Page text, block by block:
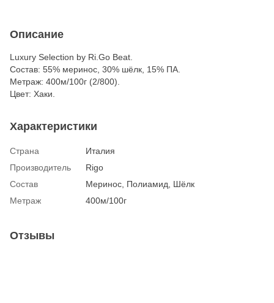
Описание
Luxury Selection by Ri.Go Beat.
Состав: 55% меринос, 30% шёлк, 15% ПА.
Метраж: 400м/100г (2/800).
Цвет: Хаки.
Характеристики
Страна
Италия
Производитель
Rigo
Состав
Меринос, Полиамид, Шёлк
Метраж
400м/100г
Отзывы